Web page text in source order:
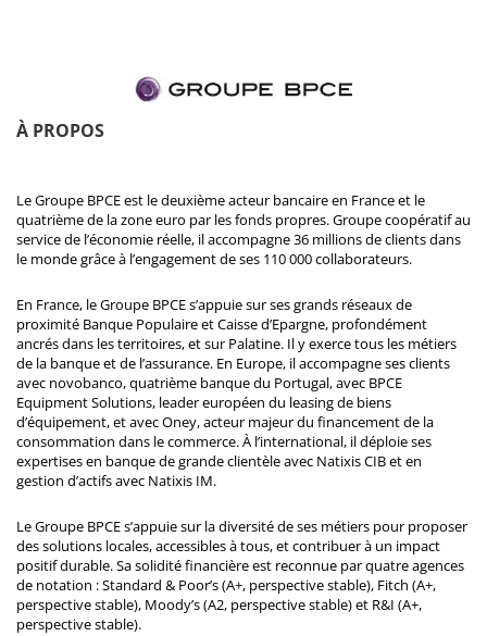
À PROPOS
Le Groupe BPCE est le deuxième acteur bancaire en France et le
quatrième de la zone euro par les fonds propres. Groupe coopératif au
service de l’économie réelle, il accompagne 36 millions de clients dans
le monde grâce à l’engagement de ses 110 000 collaborateurs.
En France, le Groupe BPCE s’appuie sur ses grands réseaux de
proximité Banque Populaire et Caisse d’Epargne, profondément
ancrés dans les territoires, et sur Palatine. Il y exerce tous les métiers
de la banque et de l’assurance. En Europe, il accompagne ses clients
avec novobanco, quatrième banque du Portugal, avec BPCE
Equipment Solutions, leader européen du leasing de biens
d’équipement, et avec Oney, acteur majeur du financement de la
consommation dans le commerce. À l’international, il déploie ses
expertises en banque de grande clientèle avec Natixis CIB et en
gestion d’actifs avec Natixis IM.
Le Groupe BPCE s’appuie sur la diversité de ses métiers pour proposer
des solutions locales, accessibles à tous, et contribuer à un impact
positif durable. Sa solidité financière est reconnue par quatre agences
de notation : Standard & Poor’s (A+, perspective stable), Fitch (A+,
perspective stable), Moody’s (A2, perspective stable) et R&I (A+,
perspective stable).